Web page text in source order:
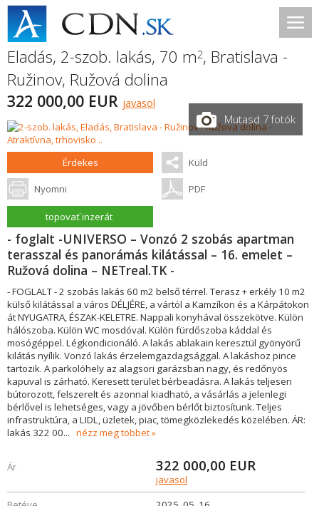
Eladás, 2-szob. lakás, 70 m2, Bratislava -
Ružinov, Ružová dolina
322 000,00 EUR javasol
Mutasd 7 fotók
Érdekes Küld
Nyomni PDF
topovať inzerát
- foglalt -UNIVERSO – Vonzó 2 szobás apartman
terasszal és panorámás kilátással – 16. emelet –
Ružová dolina – NETreal.TK -
- FOGLALT - 2 szobás lakás 60 m2 belső térrel. Terasz + erkély 10 m2
külső kilátással a város DÉLJÉRE, a vártól a Kamzíkon és a Kárpátokon
át NYUGATRA, ÉSZAK-KELETRE. Nappali konyhával összekötve. Külön
hálószoba. Külön WC mosdóval. Külön fürdőszoba káddal és
mosógéppel. Légkondicionáló. A lakás ablakain keresztül gyönyörű
kilátás nyílik. Vonzó lakás érzelemgazdagsággal. A lakáshoz pince
tartozik. A parkolóhely az alagsori garázsban nagy, és redőnyös
kapuval is zárható. Keresett terület bérbeadásra. A lakás teljesen
bútorozott, felszerelt és azonnal kiadható, a vásárlás a jelenlegi
bérlővel is lehetséges, vagy a jövőben bérlőt biztosítunk. Teljes
infrastruktúra, a LIDL, üzletek, piac, tömegközlekedés közelében. ÁR:
lakás 322 00... nézz meg többet
Ár 322 000,00 EUR
javasol